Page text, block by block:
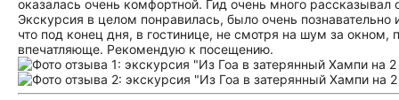
оказалась очень комфортной. Гид очень много
Экскурсия в целом понравилась, было очень
что под конец дня, в гостинице, не смотря на шум за
впечатляюще. Рекомендую к посещению.